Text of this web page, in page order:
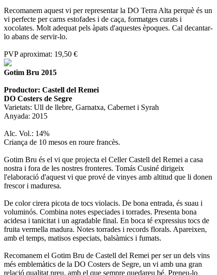
Recomanem aquest vi per representar la DO Terra Alta perquè és un
vi perfecte per carns estofades i de caça, formatges curats i
xocolates. Molt adequat pels àpats d'aquestes èpoques. Cal decantar-
lo abans de servir-lo.
PVP aproximat: 19,50 €
Gotim Bru 2015
Productor: Castell del Remei
DO Costers de Segre
Varietats: Ull de llebre, Garnatxa, Cabernet i Syrah
Anyada: 2015
Alc. Vol.: 14%
Criança de 10 mesos en roure francès.
Gotim Bru és el vi que projecta el Celler Castell del Remei a casa
nostra i fora de les nostres fronteres. Tomás Cusiné dirigeix
l'elaboració d'aquest vi que prové de vinyes amb altitud que li donen
frescor i maduresa.
De color cirera picota de tocs violacis. De bona entrada, és suau i
voluminós. Combina notes especiades i torrades. Presenta bona
acidesa i tanicitat i un agradable final. En boca té expressius tocs de
fruita vermella madura. Notes torrades i records florals. Apareixen,
amb el temps, matisos especiats, balsàmics i fumats.
Recomanem el Gotim Bru de Castell del Remei per ser un dels vins
més emblemàtics de la DO Costers de Segre, un vi amb una gran
relació qualitat preu, amb el que sempre quedareu bé. Preneu-lo